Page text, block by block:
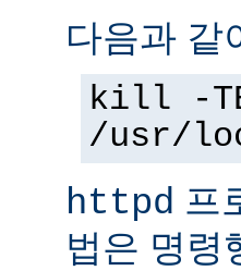
다음과 같
kill -
/usr/
httpd 프
법은 명령